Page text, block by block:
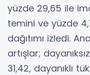
yüzde 29,65 ile
temini ve yüzde
dağıtımı izledi.
artışlar;
31,42, dayanıklı